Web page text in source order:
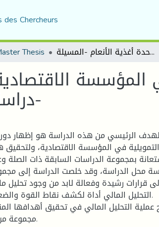
des Chercheurs
Thesis التحليل المالي في المؤسسة الاقتصادية ودوره في اتخاذ القرارات التمويلية دراسة حالة وحدة أغذية الأنعام -المسيلة-
دراسة حالة وحدة أغذية الأنعام -المسيلة-
الرئيسي من هذه الدراسة هو إظهار دور
التمويلية في المؤسسة الاقتصادية،
بمجموعة الدراسات السابقة ذات
محل الدراسة، وقد خلصت الدراسة إلى
مجموعة من المتطلبات والشروط.